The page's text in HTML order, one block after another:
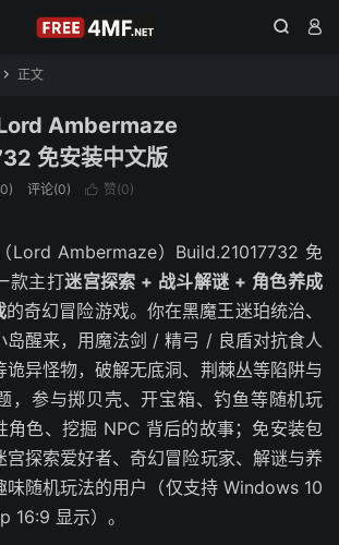
 
 正文
Ambermaze
免安装中文版
评论(0)  赞(0)
Lord Ambermaze）Build.21017732 免
款主打迷宫探索 + 战斗解谜 + 角色养成
的奇幻冒险游戏。你在黑魔王迷珀统治、
岛醒来，用魔法剑 / 精弓 / 良盾对抗食人
诡异怪物，破解无底洞、荆棘丛等陷阱与
，参与掷贝壳、开宝箱、钓鱼等随机玩
角色、挖掘 NPC 背后的故事；免安装包
宫探索爱好者、奇幻冒险玩家、解谜与养
味随机玩法的用户（仅支持 Windows 10
16:9 显示）。